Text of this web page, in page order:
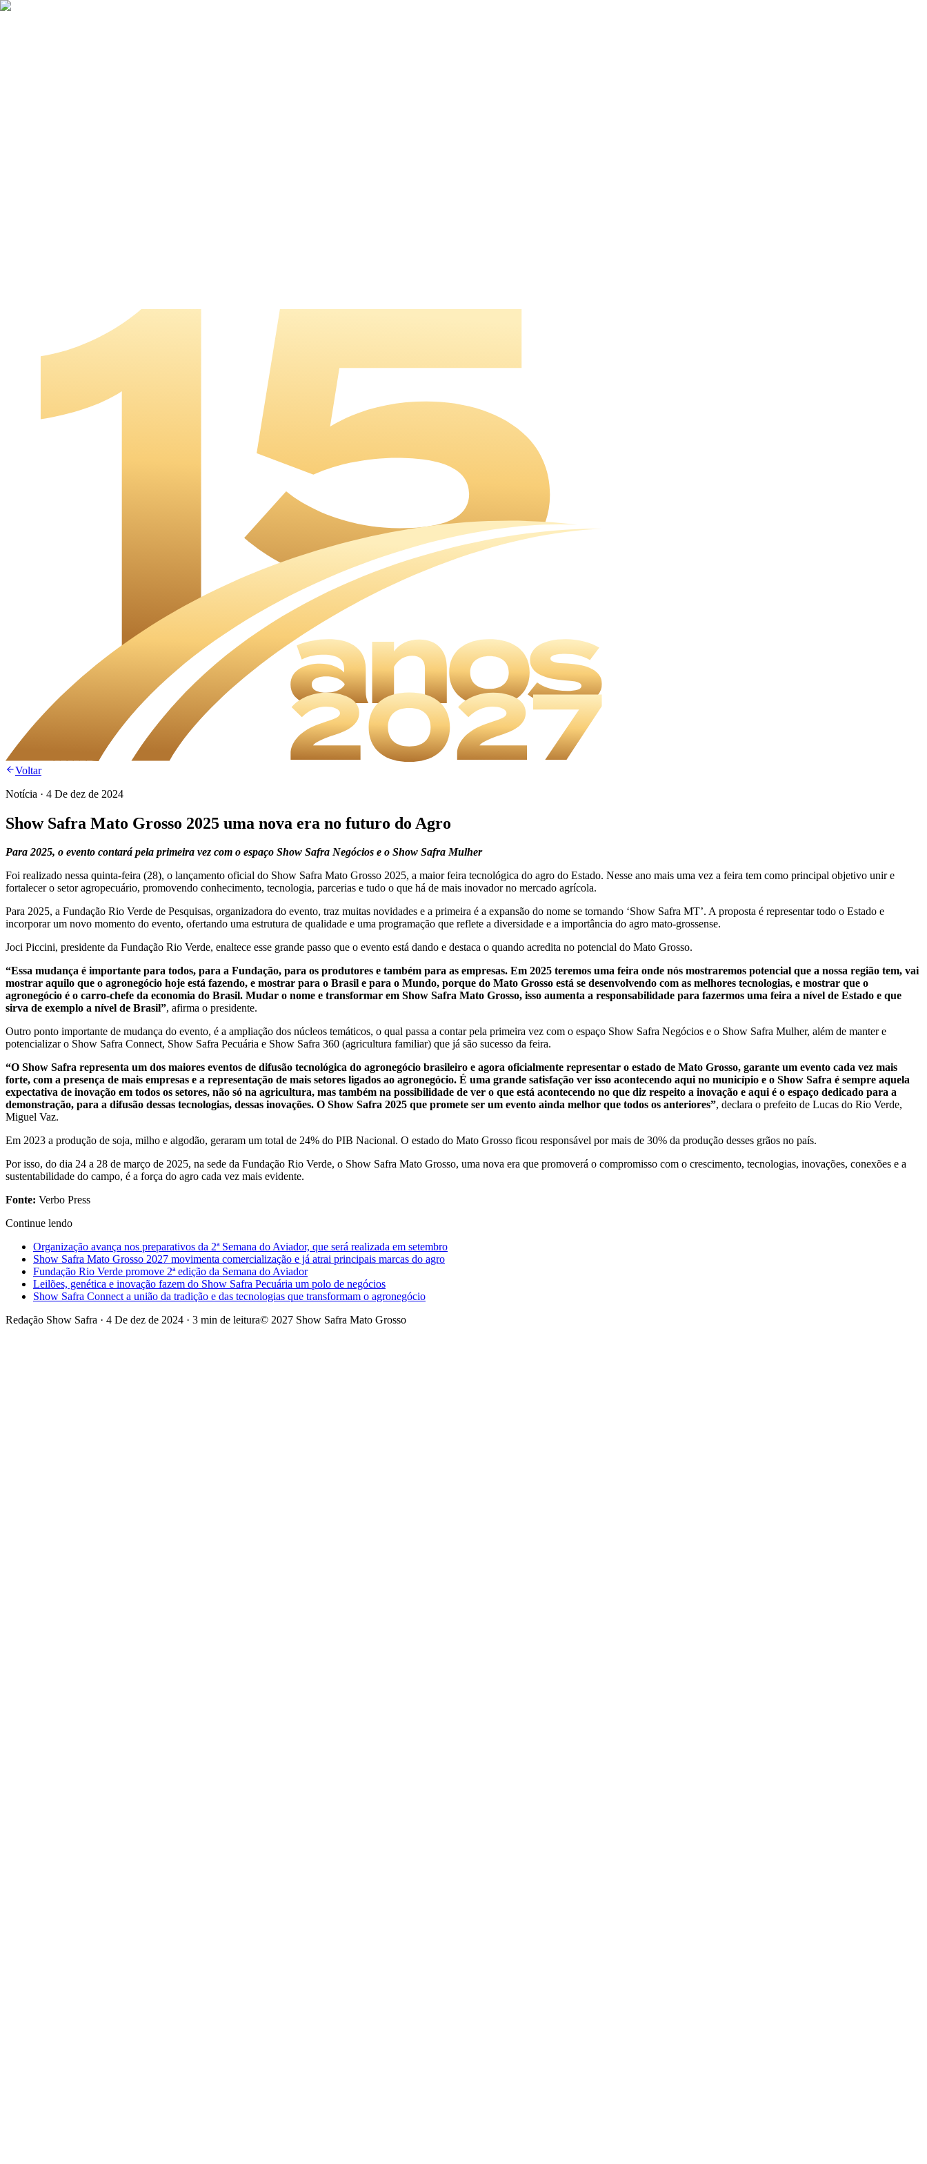
Voltar
Notícia · 4 De dez de 2024
Show Safra Mato Grosso 2025 uma nova era no futuro do Agro
Para 2025, o evento contará pela primeira vez com o espaço Show Safra Negócios e o Show Safra Mulher
Foi realizado nessa quinta-feira (28), o lançamento oficial do Show Safra Mato Grosso 2025, a maior feira tecnológica do agro do Estado. Nesse ano mais uma vez a feira tem como principal objetivo unir e
fortalecer o setor agropecuário, promovendo conhecimento, tecnologia, parcerias e tudo o que há de mais inovador no mercado agrícola.
Para 2025, a Fundação Rio Verde de Pesquisas, organizadora do evento, traz muitas novidades e a primeira é a expansão do nome se tornando ‘Show Safra MT’. A proposta é representar todo o Estado e
incorporar um novo momento do evento, ofertando uma estrutura de qualidade e uma programação que reflete a diversidade e a importância do agro mato-grossense.
Joci Piccini, presidente da Fundação Rio Verde, enaltece esse grande passo que o evento está dando e destaca o quando acredita no potencial do Mato Grosso.
“Essa mudança é importante para todos, para a Fundação, para os produtores e também para as empresas. Em 2025 teremos uma feira onde nós mostraremos potencial que a nossa região tem, vai
mostrar aquilo que o agronegócio hoje está fazendo, e mostrar para o Brasil e para o Mundo, porque do Mato Grosso está se desenvolvendo com as melhores tecnologias, e mostrar que o
agronegócio é o carro-chefe da economia do Brasil. Mudar o nome e transformar em Show Safra Mato Grosso, isso aumenta a responsabilidade para fazermos uma feira a nível de Estado e que
sirva de exemplo a nível de Brasil”, afirma o presidente.
Outro ponto importante de mudança do evento, é a ampliação dos núcleos temáticos, o qual passa a contar pela primeira vez com o espaço Show Safra Negócios e o Show Safra Mulher, além de manter e
potencializar o Show Safra Connect, Show Safra Pecuária e Show Safra 360 (agricultura familiar) que já são sucesso da feira.
“O Show Safra representa um dos maiores eventos de difusão tecnológica do agronegócio brasileiro e agora oficialmente representar o estado de Mato Grosso, garante um evento cada vez mais
forte, com a presença de mais empresas e a representação de mais setores ligados ao agronegócio. É uma grande satisfação ver isso acontecendo aqui no município e o Show Safra é sempre aquela
expectativa de inovação em todos os setores, não só na agricultura, mas também na possibilidade de ver o que está acontecendo no que diz respeito a inovação e aqui é o espaço dedicado para a
demonstração, para a difusão dessas tecnologias, dessas inovações. O Show Safra 2025 que promete ser um evento ainda melhor que todos os anteriores”, declara o prefeito de Lucas do Rio Verde,
Miguel Vaz.
Em 2023 a produção de soja, milho e algodão, geraram um total de 24% do PIB Nacional. O estado do Mato Grosso ficou responsável por mais de 30% da produção desses grãos no país.
Por isso, do dia 24 a 28 de março de 2025, na sede da Fundação Rio Verde, o Show Safra Mato Grosso, uma nova era que promoverá o compromisso com o crescimento, tecnologias, inovações, conexões e a
sustentabilidade do campo, é a força do agro cada vez mais evidente.
Fonte: Verbo Press
Continue lendo
Organização avança nos preparativos da 2ª Semana do Aviador, que será realizada em setembro
Show Safra Mato Grosso 2027 movimenta comercialização e já atrai principais marcas do agro
Fundação Rio Verde promove 2ª edição da Semana do Aviador
Leilões, genética e inovação fazem do Show Safra Pecuária um polo de negócios
Show Safra Connect a união da tradição e das tecnologias que transformam o agronegócio
Redação Show Safra · 4 De dez de 2024 · 3 min de leitura© 2027 Show Safra Mato Grosso